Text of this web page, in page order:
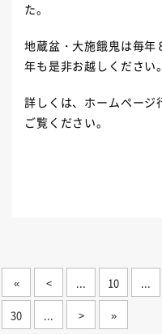
た。
地蔵盆・大施餓鬼は毎年
年も是非お越しください。
詳しくは、ホームページ
ご覧ください。
« < ... 10 ...
30 ... > »